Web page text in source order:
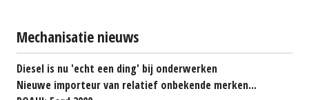
Mechanisatie nieuws
Diesel is nu 'echt een ding' bij onderwerken
Nieuwe importeur van relatief onbekende merken...